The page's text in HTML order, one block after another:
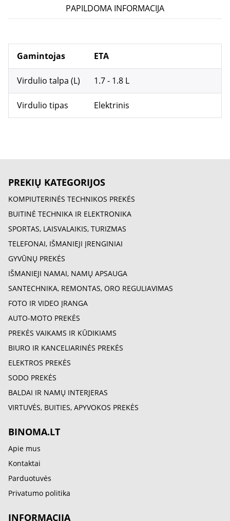
PAPILDOMA INFORMACIJA
Gamintojas ETA
Virdulio talpa (L) 1.7 - 1.8 L
Virdulio tipas Elektrinis
PREKIŲ KATEGORIJOS
KOMPIUTERINĖS TECHNIKOS PREKĖS
BUITINĖ TECHNIKA IR ELEKTRONIKA
SPORTAS, LAISVALAIKIS, TURIZMAS
TELEFONAI, IŠMANIEJI ĮRENGINIAI
GYVŪNŲ PREKĖS
IŠMANIEJI NAMAI, NAMŲ APSAUGA
SANTECHNIKA, REMONTAS, ORO REGULIAVIMAS
FOTO IR VIDEO ĮRANGA
AUTO-MOTO PREKĖS
PREKĖS VAIKAMS IR KŪDIKIAMS
BIURO IR KANCELIARINĖS PREKĖS
ELEKTROS PREKĖS
SODO PREKĖS
BALDAI IR NAMŲ INTERJERAS
VIRTUVĖS, BUITIES, APYVOKOS PREKĖS
BINOMA.LT
Apie mus
Kontaktai
Parduotuvės
Privatumo politika
INFORMACIJA